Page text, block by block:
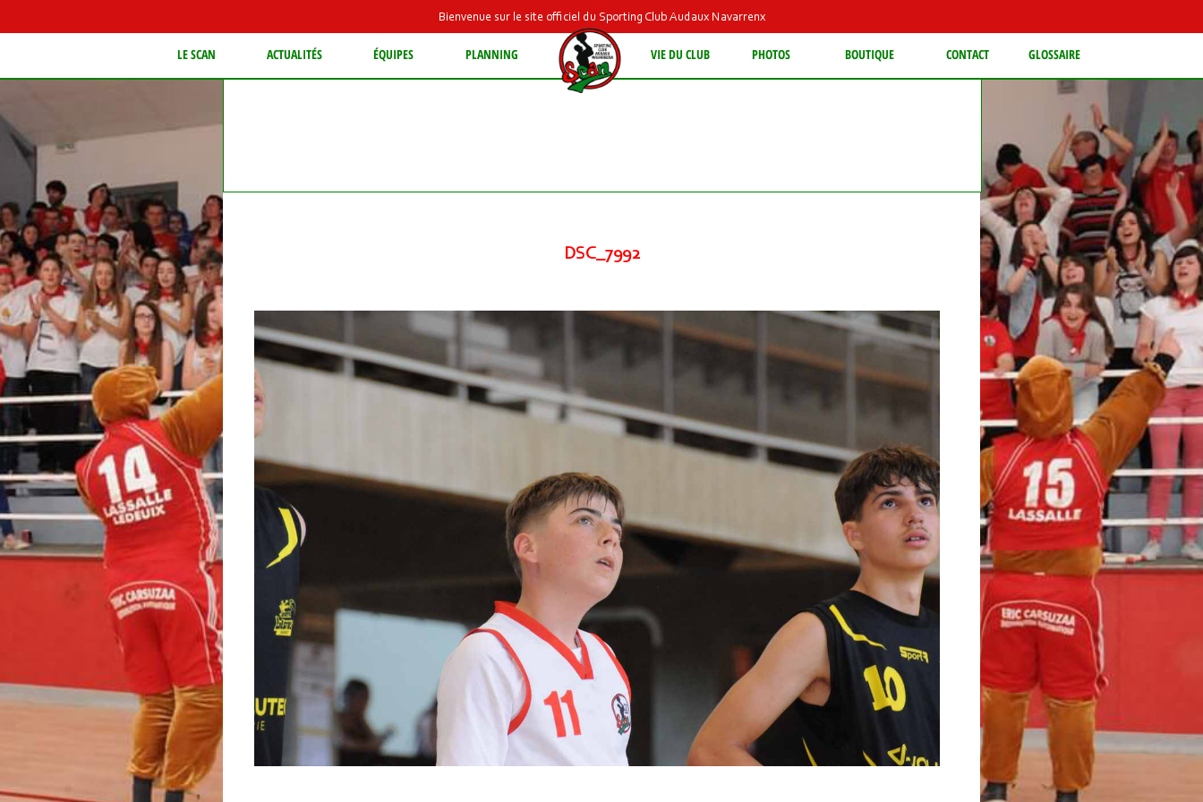
Bienvenue sur le site officiel du Sporting Club Audaux Navarrenx
LE SCAN ACTUALITÉS ÉQUIPES PLANNING VIE DU CLUB PHOTOS BOUTIQUE CONTACT GLOSSAIRE
DSC_7992